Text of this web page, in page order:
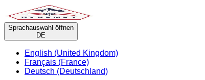
Sprachauswahl öffnen
DE
English (United Kingdom)
Français (France)
Deutsch (Deutschland)